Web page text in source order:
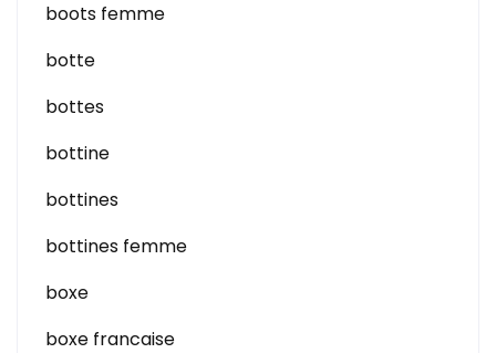
boots femme
botte
bottes
bottine
bottines
bottines femme
boxe
boxe francaise